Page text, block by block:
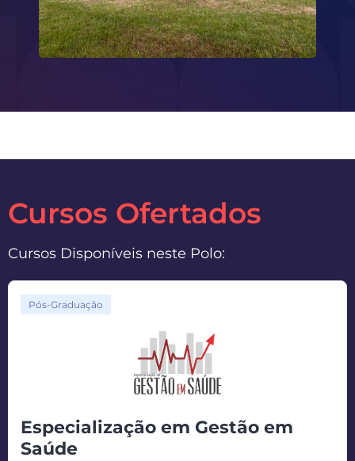
Cursos Ofertados
Cursos Disponíveis neste Polo:
Pós-Graduação
Especialização em Gestão em
Saúde